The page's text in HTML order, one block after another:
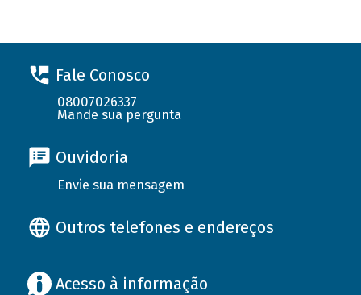
Fale Conosco
08007026337
Mande sua pergunta
Ouvidoria
Envie sua mensagem
Outros telefones e endereços
Acesso à informação